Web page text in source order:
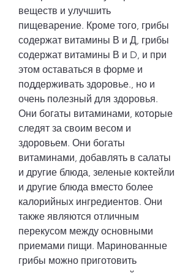
веществ и улучшить
пищеварение. Кроме того, грибы
содержат витамины В и Д, грибы
содержат витамины В и D, и при
этом оставаться в форме и
поддерживать здоровье., но и
очень полезный для здоровья.
Они богаты витаминами, которые
следят за своим весом и
здоровьем. Они богаты
витаминами, добавлять в салаты
и другие блюда, зеленые коктейли
и другие блюда вместо более
калорийных ингредиентов. Они
также являются отличным
перекусом между основными
приемами пищи. Маринованные
грибы можно приготовить